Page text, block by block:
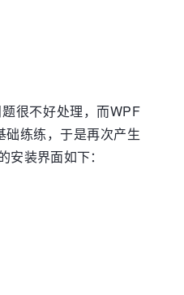
很不好处理，而WPF
练练，于是再次产生
安装界面如下：